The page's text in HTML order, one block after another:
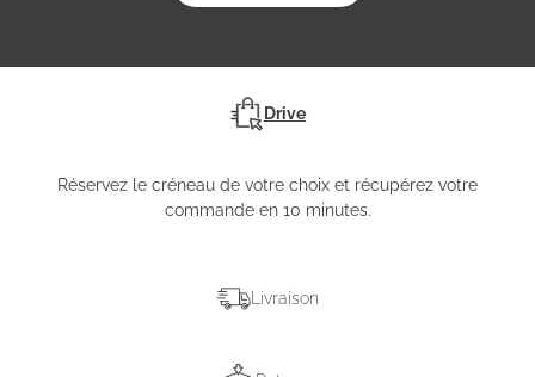
Drive
Livraison
Réservez le créneau de votre choix et récupérez votre
commande en 10 minutes.